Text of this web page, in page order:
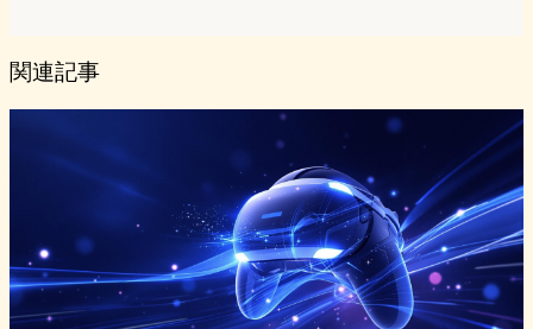
関連記事